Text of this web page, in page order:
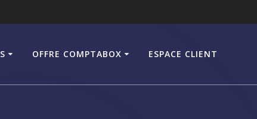
OFFRE COMPTABOX ESPACE CLIENT